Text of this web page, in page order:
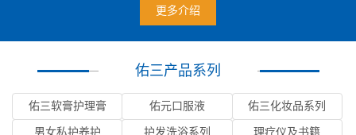
更多介绍
佑三产品系列
佑三软膏护理膏 佑元口服液 佑三化妆品系列
男女私护养护 护发洗浴系列 理疗仪及书籍